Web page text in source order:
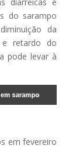
do sarampo
da
e retardo do
pode levar à
em fevereiro